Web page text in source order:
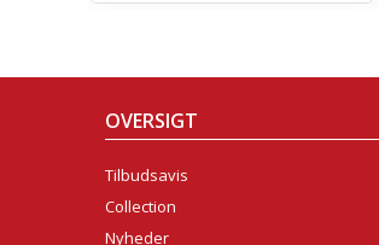
OVERSIGT
Tilbudsavis
Collection
Nyheder